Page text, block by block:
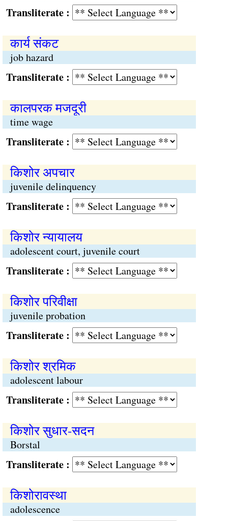
:
कार्य संकट
job hazard
:
कालपरक मजदूरी
time wage
:
किशोर अपचार
juvenile delinquency
:
किशोर न्यायालय
adolescent court, juvenile court
:
किशोर परिवीक्षा
juvenile probation
:
किशोर श्रमिक
adolescent labour
:
किशोर सुधार-सदन
Borstal
:
किशोरावस्था
adolescence